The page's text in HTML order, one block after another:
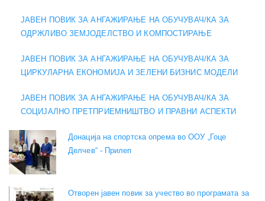
ЈАВЕН ПОВИК ЗА АНГАЖИРАЊЕ НА ОБУЧУВАЧ/КА ЗА
ОДРЖЛИВО ЗЕМЈОДЕЛСТВО И КОМПОСТИРАЊЕ
ЈАВЕН ПОВИК ЗА АНГАЖИРАЊЕ НА ОБУЧУВАЧ/КА ЗА
ЦИРКУЛАРНА ЕКОНОМИЈА И ЗЕЛЕНИ БИЗНИС МОДЕЛИ
ЈАВЕН ПОВИК ЗА АНГАЖИРАЊЕ НА ОБУЧУВАЧ/КА ЗА
СОЦИЈАЛНО ПРЕТПРИЕМНИШТВО И ПРАВНИ АСПЕКТИ
Донација на спортска опрема во ООУ „Гоце
Делчев“ - Прилеп
Отворен јавен повик за учество во програмата за